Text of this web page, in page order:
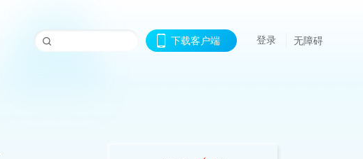
下载客户端 登录 无障碍